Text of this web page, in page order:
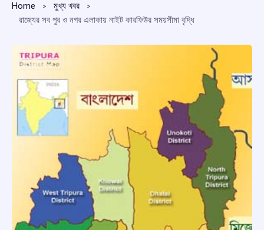
Home
মুখ্য খবর
রাজ্যের সব পুর ও নগর এলাকায় নাইট কারফিউর সময়সীমা বৃদ্ধি